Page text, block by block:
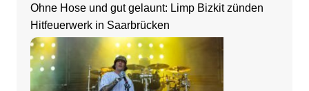
Ohne Hose und gut gelaunt: Limp Bizkit zünden
Hitfeuerwerk in Saarbrücken